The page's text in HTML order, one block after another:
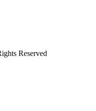
Reserved